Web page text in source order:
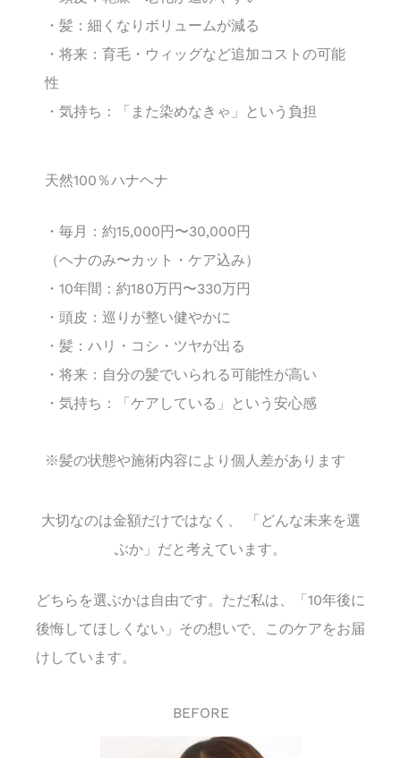
・髪：細くなりボリュームが減る
・将来：育毛・ウィッグなど追加コストの可能
性
・気持ち：「また染めなきゃ」という負担
天然100％ハナヘナ
・毎月：約15,000円〜30,000円
（ヘナのみ〜カット・ケア込み）
・10年間：約180万円〜330万円
・頭皮：巡りが整い健やかに
・髪：ハリ・コシ・ツヤが出る
・将来：自分の髪でいられる可能性が高い
・気持ち：「ケアしている」という安心感
※髪の状態や施術内容により個人差があります
大切なのは金額だけではなく、 「どんな未来を選
ぶか」だと考えています。
どちらを選ぶかは自由です。ただ私は、「10年後に
後悔してほしくない」その想いで、このケアをお届
けしています。
BEFORE